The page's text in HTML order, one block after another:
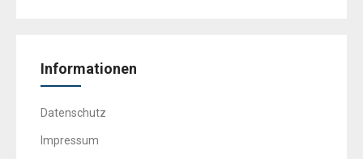
Informationen
Datenschutz
Impressum